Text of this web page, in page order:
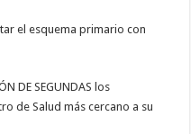
el esquema primario con
DE SEGUNDAS los
de Salud más cercano a su